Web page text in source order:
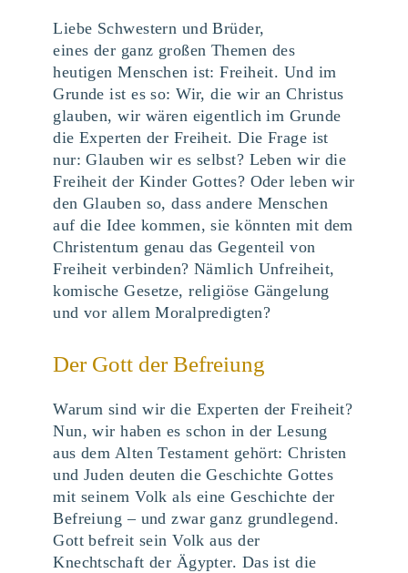
Liebe Schwestern und Brüder,
eines der ganz großen Themen des
heutigen Menschen ist: Freiheit. Und im
Grunde ist es so: Wir, die wir an Christus
glauben, wir wären eigentlich im Grunde
die Experten der Freiheit. Die Frage ist
nur: Glauben wir es selbst? Leben wir die
Freiheit der Kinder Gottes? Oder leben wir
den Glauben so, dass andere Menschen
auf die Idee kommen, sie könnten mit dem
Christentum genau das Gegenteil von
Freiheit verbinden? Nämlich Unfreiheit,
komische Gesetze, religiöse Gängelung
und vor allem Moralpredigten?
Der Gott der Befreiung
Warum sind wir die Experten der Freiheit?
Nun, wir haben es schon in der Lesung
aus dem Alten Testament gehört: Christen
und Juden deuten die Geschichte Gottes
mit seinem Volk als eine Geschichte der
Befreiung – und zwar ganz grundlegend.
Gott befreit sein Volk aus der
Knechtschaft der Ägypter. Das ist die